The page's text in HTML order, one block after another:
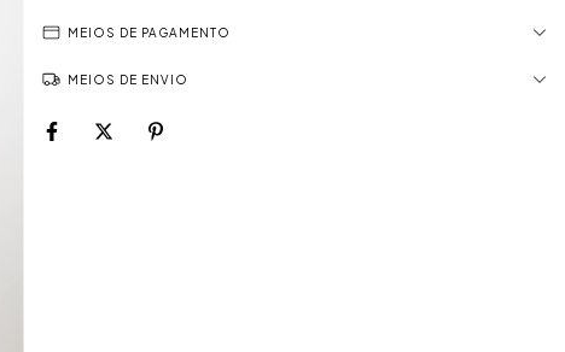
MEIOS DE PAGAMENTO
MEIOS DE ENVIO